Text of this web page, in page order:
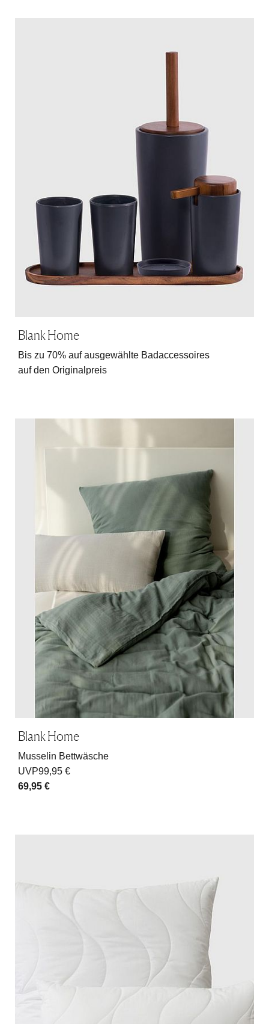
Blank Home
Bis zu 70% auf ausgewählte Badaccessoires
auf den Originalpreis
Blank Home
Musselin Bettwäsche
UVP99,95 €
69,95 €